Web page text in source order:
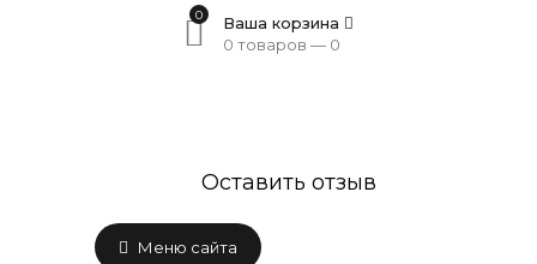
0
Ваша корзина
0 товаров — 0
Оставить отзыв
Меню сайта